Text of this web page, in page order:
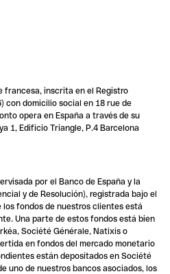
francesa, inscrita en el Registro
con domicilio social en 18 rue de
opera en España a través de su
1, Edificio Triangle, P.4 Barcelona
por el Banco de España y la
y de Resolución), registrada bajo el
los fondos de nuestros clientes está
Una parte de estos fondos está bien
Société Générale, Natixis o
en fondos del mercado monetario
están depositados en Société
uno de nuestros bancos asociados, los